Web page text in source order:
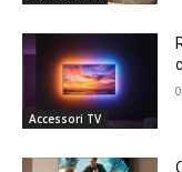
Accessori TV